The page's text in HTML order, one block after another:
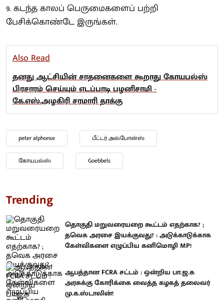
9. கடந்த காலப் பெருமைகளைப் பற்றி
பேசிக்கொண்டே இருங்கள்.
Also Read
தனது ஆட்சியின் சாதனைகளை கூறாது கோயபல்ஸ்
பிரசாரம் செய்யும் எடப்பாடி பழனிசாமி -
கே.எஸ்.அழகிரி சரமாரி தாக்கு
peter alphonse பீட்டர் அல்போன்ஸ்
கோயபல்ஸ் Goebbels
Trending
தொகுதி மறுவரையறை கூட்டம் எதற்காக? ;
தவெக அரசை இயக்குவது? : அடுக்காடுக்காக
கேள்விகளை எழுப்பிய கனிமொழி MP!
ஆபத்தான FCRA சட்டம் : ஒன்றிய பா.ஜ.க
அரசுக்கு கோரிக்கை வைத்த கழகத் தலைவர்
மு.க.ஸ்டாலின்!